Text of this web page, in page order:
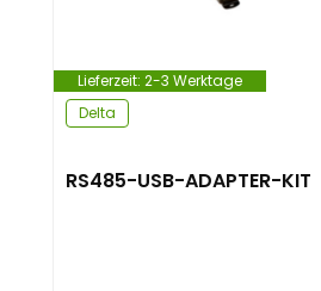
Lieferzeit: 2-3 Werktage
Delta
RS485-USB-ADAPTER-KIT